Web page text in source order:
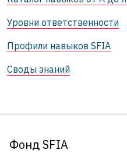
Уровни ответственности
Профили навыков SFIA
Своды знаний
Фонд SFIA